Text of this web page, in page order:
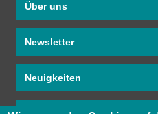
Über uns
Newsletter
Neuigkeiten